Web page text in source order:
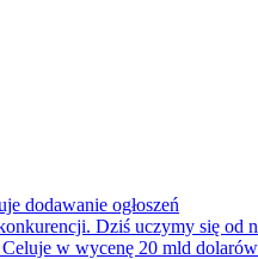
dodawanie ogłoszeń
Dziś uczymy się od
w wycenę 20 mld dolarów